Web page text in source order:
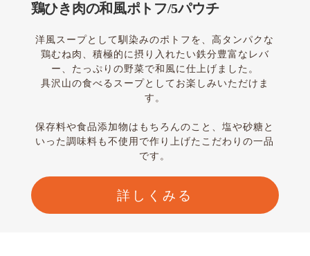
鶏ひき肉の和風ポトフ/5パウチ
洋風スープとして馴染みのポトフを、高タンパクな
鶏むね肉、積極的に摂り入れたい鉄分豊富なレバ
ー、たっぷりの野菜で和風に仕上げました。
具沢山の食べるスープとしてお楽しみいただけま
す。
保存料や食品添加物はもちろんのこと、塩や砂糖と
いった調味料も不使用で作り上げたこだわりの一品
です。
詳しくみる